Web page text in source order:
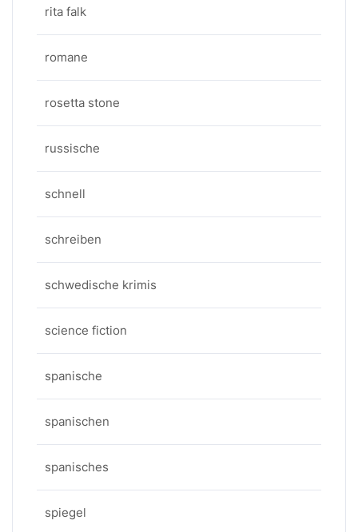
rita falk
romane
rosetta stone
russische
schnell
schreiben
schwedische krimis
science fiction
spanische
spanischen
spanisches
spiegel